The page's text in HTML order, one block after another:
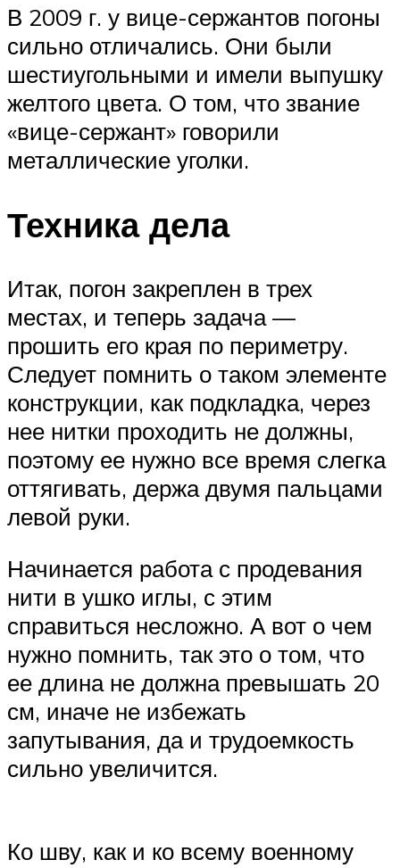
В 2009 г. у вице-сержантов погоны
сильно отличались. Они были
шестиугольными и имели выпушку
желтого цвета. О том, что звание
«вице-сержант» говорили
металлические уголки.
Техника дела
Итак, погон закреплен в трех
местах, и теперь задача —
прошить его края по периметру.
Следует помнить о таком элементе
конструкции, как подкладка, через
нее нитки проходить не должны,
поэтому ее нужно все время слегка
оттягивать, держа двумя пальцами
левой руки.
Начинается работа с продевания
нити в ушко иглы, с этим
справиться несложно. А вот о чем
нужно помнить, так это о том, что
ее длина не должна превышать 20
см, иначе не избежать
запутывания, да и трудоемкость
сильно увеличится.
Ко шву, как и ко всему военному